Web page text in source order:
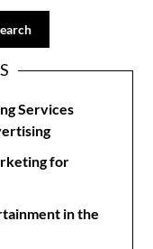
Services
for
in the